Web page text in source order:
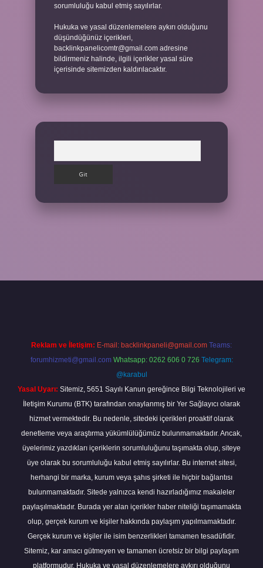
sorumluluğu kabul etmiş sayılırlar.
Hukuka ve yasal düzenlemelere aykırı olduğunu
düşündüğünüz içerikleri,
backlinkpanelicomtr@gmail.com adresine
bildirmeniz halinde, ilgili içerikler yasal süre
içerisinde sitemizden kaldırılacaktır.
Reklam ve İletişim: E-mail: backlinkpaneli@gmail.com Teams:
forumhizmeti@gmail.com Whatsapp: 0262 606 0 726 Telegram:
@karabul
Yasal Uyarı: Sitemiz, 5651 Sayılı Kanun gereğince Bilgi Teknolojileri ve
İletişim Kurumu (BTK) tarafından onaylanmış bir Yer Sağlayıcı olarak
hizmet vermektedir. Bu nedenle, sitedeki içerikleri proaktif olarak
denetleme veya araştırma yükümlülüğümüz bulunmamaktadır. Ancak,
üyelerimiz yazdıkları içeriklerin sorumluluğunu taşımakta olup, siteye
üye olarak bu sorumluluğu kabul etmiş sayılırlar. Bu internet sitesi,
herhangi bir marka, kurum veya şahıs şirketi ile hiçbir bağlantısı
bulunmamaktadır. Sitede yalnızca kendi hazırladığımız makaleler
paylaşılmaktadır. Burada yer alan içerikler haber niteliği taşımamakta
olup, gerçek kurum ve kişiler hakkında paylaşım yapılmamaktadır.
Gerçek kurum ve kişiler ile isim benzerlikleri tamamen tesadüfidir.
Sitemiz, kar amacı gütmeyen ve tamamen ücretsiz bir bilgi paylaşım
platformudur. Hukuka ve yasal düzenlemelere aykırı olduğunu